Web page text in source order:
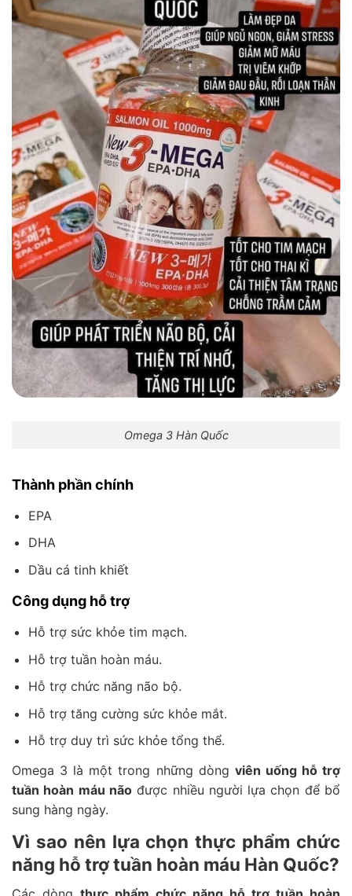
Omega 3 Hàn Quốc
Thành phần chính
EPA
DHA
Dầu cá tinh khiết
Công dụng hỗ trợ
Hỗ trợ sức khỏe tim mạch.
Hỗ trợ tuần hoàn máu.
Hỗ trợ chức năng não bộ.
Hỗ trợ tăng cường sức khỏe mắt.
Hỗ trợ duy trì sức khỏe tổng thể.
Omega 3 là một trong những dòng viên uống hỗ trợ
tuần hoàn máu nãođược nhiều người lựa chọn để bổ
sung hàng ngày.
Vì sao nên lựa chọn thực phẩm chức
năng hỗ trợ tuần hoàn máu Hàn Quốc?